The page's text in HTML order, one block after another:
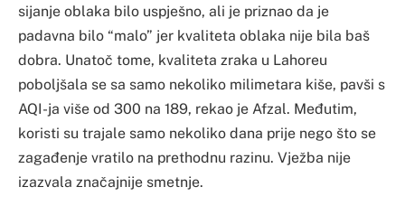
sijanje oblaka bilo uspješno, ali je priznao da je
padavna bilo “malo” jer kvaliteta oblaka nije bila baš
dobra. Unatoč tome, kvaliteta zraka u Lahoreu
poboljšala se sa samo nekoliko milimetara kiše, pavši s
AQI-ja više od 300 na 189, rekao je Afzal. Međutim,
koristi su trajale samo nekoliko dana prije nego što se
zagađenje vratilo na prethodnu razinu. Vježba nije
izazvala značajnije smetnje.